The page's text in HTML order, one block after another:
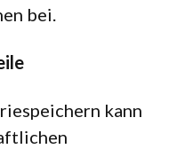
bei.
kann